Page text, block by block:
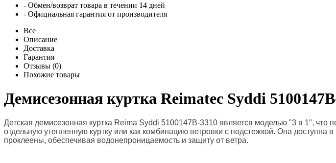
- Обмен/возврат товара в течении 14 дней
- Официальная гарантия от производителя
Все
Описание
Доставка
Гарантия
Отзывы (0)
Похожие товары
Демисезонная куртка Reimatec Syddi
Детская демисезонная куртка Reima Syddi 5100147B-3310 является моделью "3 в 1", что
отдельную утепленную куртку или как комбинацию ветровки с подстежкой. Она доступна в
проклеены, обеспечивая водонепроницаемость и защиту от ветра.